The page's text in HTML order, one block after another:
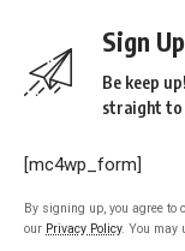
Sign
Be keep
straight to
[mc4wp_form]
By signing up, you agree to
our Privacy Policy. You may